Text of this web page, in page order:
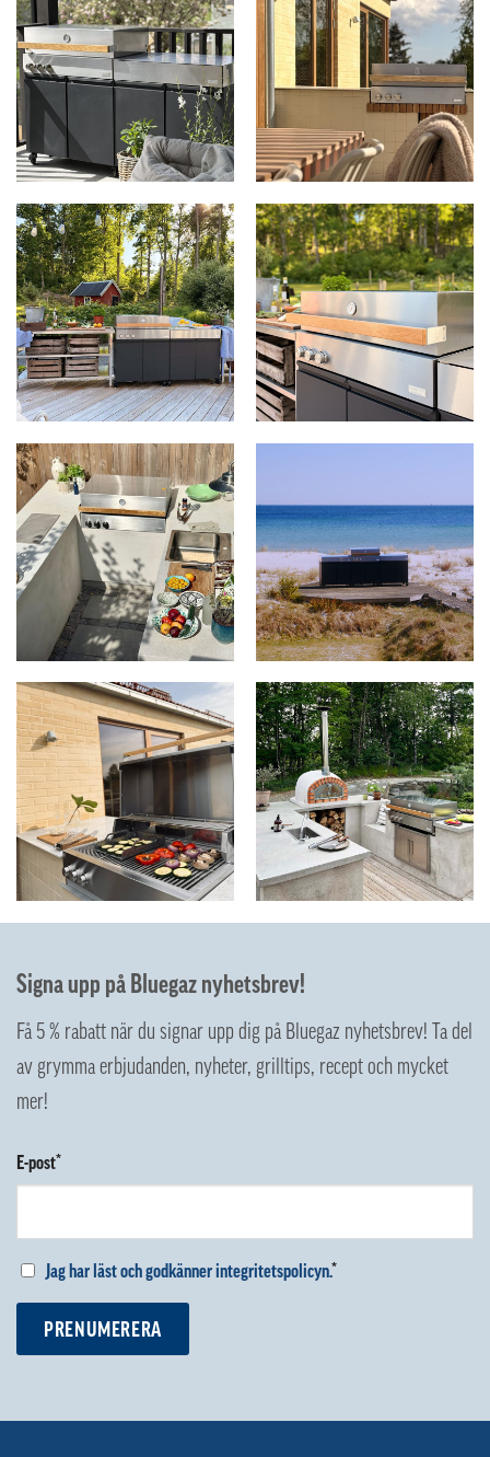
Signa upp på Bluegaz nyhetsbrev!
Få 5 % rabatt när du signar upp dig på Bluegaz nyhetsbrev! Ta del
av grymma erbjudanden, nyheter, grilltips, recept och mycket
mer!
E-post*
Jag har läst och godkänner integritetspolicyn.*
PRENUMERERA